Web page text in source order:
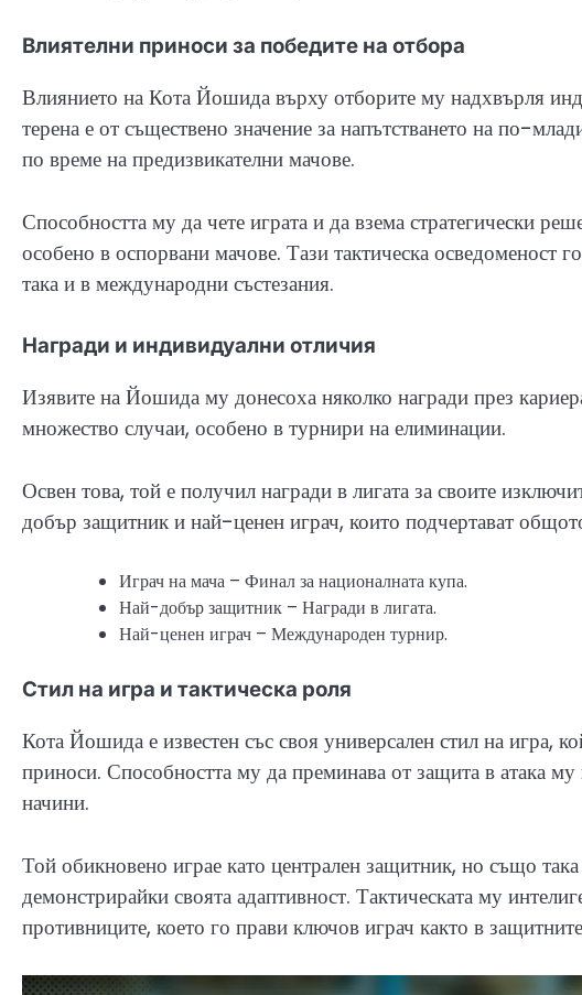
Влиятелни приноси за победите на отбора
Влиянието на Кота Йошида върху отборите му надхвърля
терена е от съществено значение за напътстването на по-
по време на предизвикателни мачове.
Способността му да чете играта и да взема стратегически
особено в оспорвани мачове. Тази тактическа осведоменост
така и в международни състезания.
Награди и индивидуални отличия
Изявите на Йошида му донесоха няколко награди през
множество случаи, особено в турнири на елиминации.
Освен това, той е получил награди в лигата за своите
добър защитник и най-ценен играч, които подчертават
Играч на мача – Финал за националната купа.
Най-добър защитник – Награди в лигата.
Най-ценен играч – Международен турнир.
Стил на игра и тактическа роля
Кота Йошида е известен със своя универсален стил на игра,
приноси. Способността му да преминава от защита в атака
начини.
Той обикновено играе като централен защитник, но също
демонстрирайки своята адаптивност. Тактическата му
противниците, което го прави ключов играч както в